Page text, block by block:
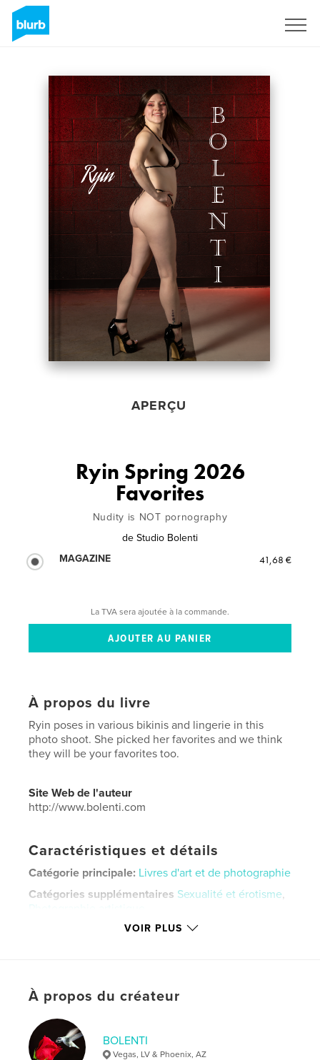
APERÇU
Ryin Spring 2026
Favorites
Nudity is NOT pornography
de Studio Bolenti
MAGAZINE
41,68 €
La TVA sera ajoutée à la commande.
À propos du livre
Ryin poses in various bikinis and lingerie in this
photo shoot. She picked her favorites and we think
they will be your favorites too.
Site Web de l'auteur
http://www.bolenti.com
Caractéristiques et détails
Catégorie principale: Livres d'art et de photographie
Catégories supplémentaires Sexualité et érotisme,
Photographie artistique
Lettre US, 22×28 cm
Langue
Mots-clés
,
VOIR PLUS
À propos du créateur
BOLENTI
Vegas, LV & Phoenix, AZ